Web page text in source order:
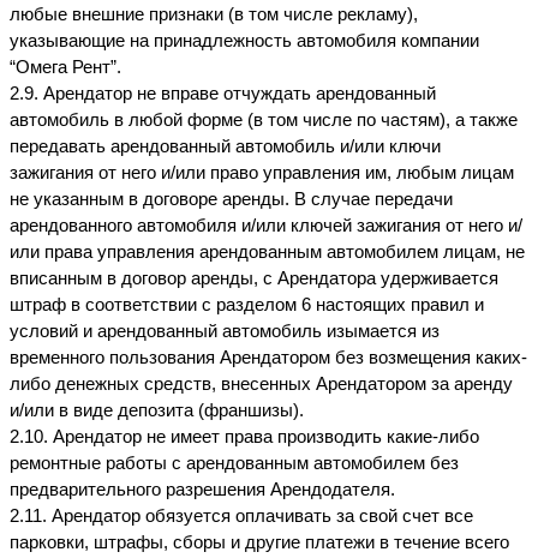
любые внешние признаки (в том числе рекламу),
указывающие на принадлежность автомобиля компании
“Омега Рент”.
2.9. Арендатор не вправе отчуждать арендованный
автомобиль в любой форме (в том числе по частям), а также
передавать арендованный автомобиль и/или ключи
зажигания от него и/или право управления им, любым лицам
не указанным в договоре аренды. В случае передачи
арендованного автомобиля и/или ключей зажигания от него и/
или права управления арендованным автомобилем лицам, не
вписанным в договор аренды, с Арендатора удерживается
штраф в соответствии с разделом 6 настоящих правил и
условий и арендованный автомобиль изымается из
временного пользования Арендатором без возмещения каких-
либо денежных средств, внесенных Арендатором за аренду
и/или в виде депозита (франшизы).
2.10. Арендатор не имеет права производить какие-либо
ремонтные работы с арендованным автомобилем без
предварительного разрешения Арендодателя.
2.11. Арендатор обязуется оплачивать за свой счет все
парковки, штрафы, сборы и другие платежи в течение всего